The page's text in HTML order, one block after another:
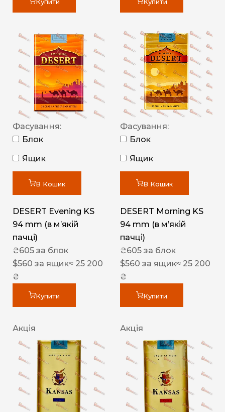
Купити Купити
Фасування:
Блок
Ящик
В Кошик
DESERT Evening KS
94 mm (в мʼякій
пачці)
₴605 за блок
$560 за ящик≈ 25 200
₴
Купити
Фасування:
Блок
Ящик
В Кошик
DESERT Morning KS
94 mm (в мʼякій
пачці)
₴605 за блок
$560 за ящик≈ 25 200
₴
Купити
Акція Акція